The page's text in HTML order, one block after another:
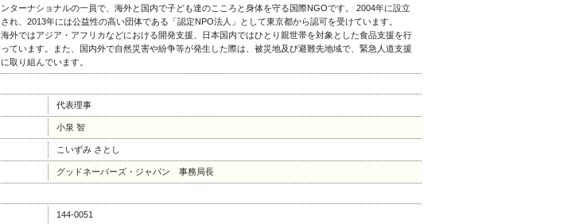
ンターナショナルの一員で、海外と国内で子ども達のこころと身体を守る国際NGOです。 2004年に設立
され、2013年には公益性の高い団体である「認定NPO法人」として東京都から認可を受けています。
海外ではアジア・アフリカなどにおける開発支援、日本国内ではひとり親世帯を対象とした食品支援を行
っています。また、国内外で自然災害や紛争等が発生した際は、被災地及び避難先地域で、緊急人道支援
に取り組んでいます。
代表理事
小泉 智
こいずみ さとし
グッドネーバーズ・ジャパン 事務局長
144-0051